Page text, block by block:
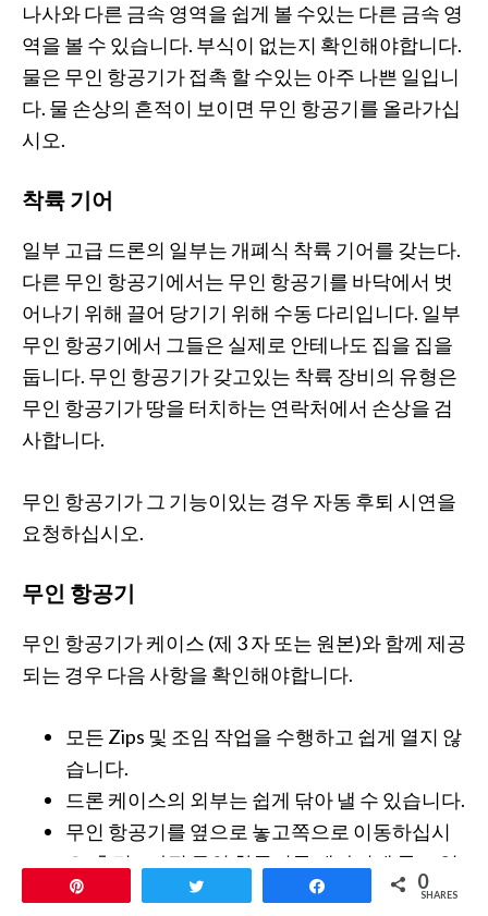
나사와 다른 금속 영역을 쉽게 볼 수있는 다른 금속 영
역을 볼 수 있습니다. 부식이 없는지 확인해야합니다.
물은 무인 항공기가 접촉 할 수있는 아주 나쁜 일입니
다. 물 손상의 흔적이 보이면 무인 항공기를 올라가십
시오.
착륙 기어
일부 고급 드론의 일부는 개폐식 착륙 기어를 갖는다.
다른 무인 항공기에서는 무인 항공기를 바닥에서 벗
어나기 위해 끌어 당기기 위해 수동 다리입니다. 일부
무인 항공기에서 그들은 실제로 안테나도 집을 집을
둡니다. 무인 항공기가 갖고있는 착륙 장비의 유형은
무인 항공기가 땅을 터치하는 연락처에서 손상을 검
사합니다.
무인 항공기가 그 기능이있는 경우 자동 후퇴 시연을
요청하십시오.
무인 항공기
무인 항공기가 케이스 (제 3 자 또는 원본)와 함께 제공
되는 경우 다음 사항을 확인해야합니다.
모든 Zips 및 조임 작업을 수행하고 쉽게 열지 않
습니다.
드론 케이스의 외부는 쉽게 닦아 낼 수 있습니다.
무인 항공기를 옆으로 놓고쪽으로 이동하십시
오. 측면 – 아직 무인 항공기를 제자리에 들고 있
습니까?
0
SHARES